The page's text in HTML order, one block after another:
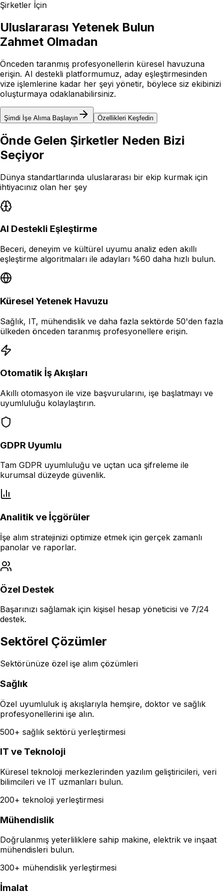
Şirketler İçin
Uluslararası Yetenek Bulun
Zahmet Olmadan
Önceden taranmış profesyonellerin küresel havuzuna
erişin. AI destekli platformumuz, aday eşleştirmesinden
vize işlemlerine kadar her şeyi yönetir, böylece siz ekibinizi
oluşturmaya odaklanabilirsiniz.
Şimdi İşe Alıma Başlayın Özellikleri Keşfedin
Önde Gelen Şirketler Neden Bizi
Seçiyor
Dünya standartlarında uluslararası bir ekip kurmak için
ihtiyacınız olan her şey
AI Destekli Eşleştirme
Beceri, deneyim ve kültürel uyumu analiz eden akıllı
eşleştirme algoritmaları ile adayları %60 daha hızlı bulun.
Küresel Yetenek Havuzu
Sağlık, IT, mühendislik ve daha fazla sektörde 50'den fazla
ülkeden önceden taranmış profesyonellere erişin.
Otomatik İş Akışları
Akıllı otomasyon ile vize başvurularını, işe başlatmayı ve
uyumluluğu kolaylaştırın.
GDPR Uyumlu
Tam GDPR uyumluluğu ve uçtan uca şifreleme ile
kurumsal düzeyde güvenlik.
Analitik ve İçgörüler
İşe alım stratejinizi optimize etmek için gerçek zamanlı
panolar ve raporlar.
Özel Destek
Başarınızı sağlamak için kişisel hesap yöneticisi ve 7/24
destek.
Sektörel Çözümler
Sektörünüze özel işe alım çözümleri
Sağlık
Özel uyumluluk iş akışlarıyla hemşire, doktor ve sağlık
profesyonellerini işe alın.
500+ sağlık sektörü yerleştirmesi
IT ve Teknoloji
Küresel teknoloji merkezlerinden yazılım geliştiricileri, veri
bilimcileri ve IT uzmanları bulun.
200+ teknoloji yerleştirmesi
Mühendislik
Doğrulanmış yeterliliklere sahip makine, elektrik ve inşaat
mühendisleri bulun.
300+ mühendislik yerleştirmesi
İmalat